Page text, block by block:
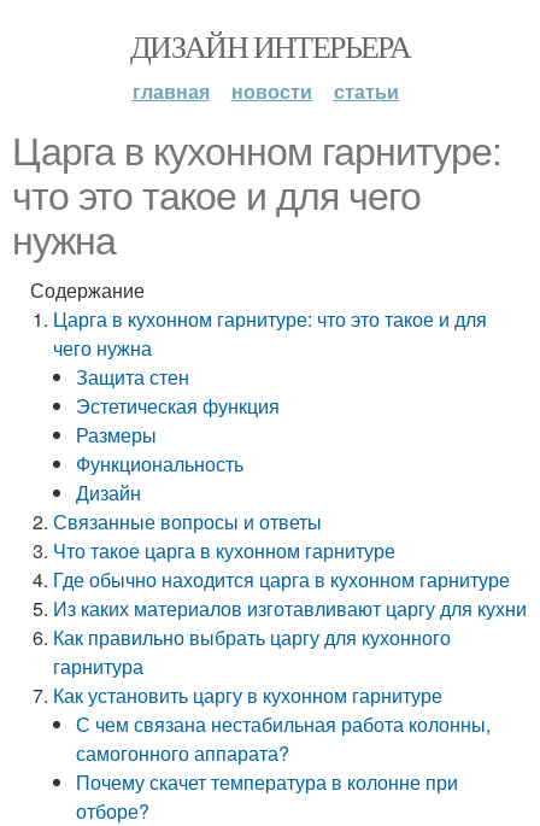
ДИЗАЙН ИНТЕРЬЕРА
главная новости статьи
Царга в кухонном гарнитуре:
что это такое и для чего
нужна
Содержание
Царга в кухонном гарнитуре: что это такое и для
чего нужна
Защита стен
Эстетическая функция
Размеры
Функциональность
Дизайн
Связанные вопросы и ответы
Что такое царга в кухонном гарнитуре
Где обычно находится царга в кухонном гарнитуре
Из каких материалов изготавливают царгу для кухни
Как правильно выбрать царгу для кухонного
гарнитура
Как установить царгу в кухонном гарнитуре
С чем связана нестабильная работа колонны,
самогонного аппарата?
Почему скачет температура в колонне при
отборе?